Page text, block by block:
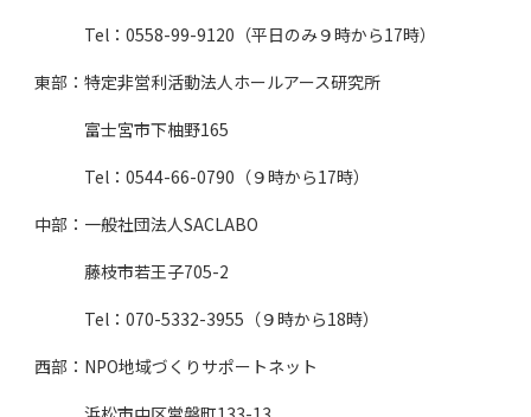
tel：0558-99-9120（平日のみ９時から17時）
東部：特定非営利活動法人ホールアース研究所
富士宮市下柚野165
tel：0544-66-0790（９時から17時）
中部：一般社団法人SACLABO
藤枝市若王子705-2
tel：070-5332-3955（９時から18時）
西部：NPO地域づくりサポートネット